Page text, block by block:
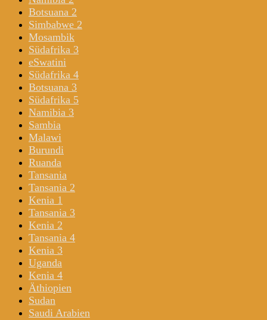
Botsuana 2
Simbabwe 2
Mosambik
Südafrika 3
eSwatini
Südafrika 4
Botsuana 3
Südafrika 5
Namibia 3
Sambia
Malawi
Burundi
Ruanda
Tansania
Tansania 2
Kenia 1
Tansania 3
Kenia 2
Tansania 4
Kenia 3
Uganda
Kenia 4
Äthiopien
Sudan
Saudi Arabien